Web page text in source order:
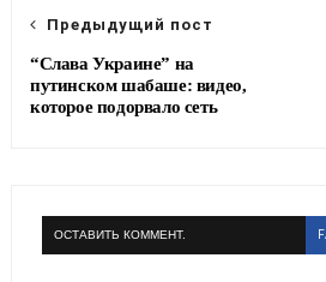
Предыдущий пост
“Слава Украине” на
путинском шабаше: видео,
которое подорвало сеть
ОСТАВИТЬ КОММЕНТ.